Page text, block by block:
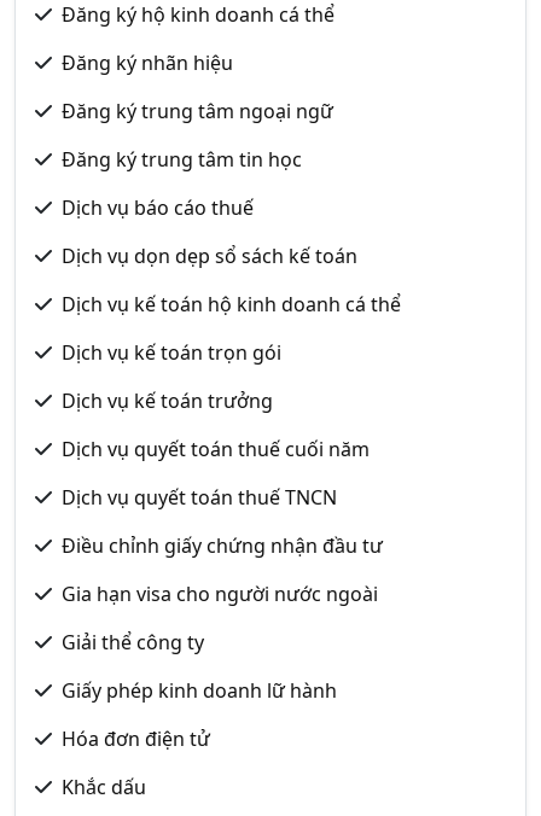
Đăng ký hộ kinh doanh cá thể
Đăng ký nhãn hiệu
Đăng ký trung tâm ngoại ngữ
Đăng ký trung tâm tin học
Dịch vụ báo cáo thuế
Dịch vụ dọn dẹp sổ sách kế toán
Dịch vụ kế toán hộ kinh doanh cá thể
Dịch vụ kế toán trọn gói
Dịch vụ kế toán trưởng
Dịch vụ quyết toán thuế cuối năm
Dịch vụ quyết toán thuế TNCN
Điều chỉnh giấy chứng nhận đầu tư
Gia hạn visa cho người nước ngoài
Giải thể công ty
Giấy phép kinh doanh lữ hành
Hóa đơn điện tử
Khắc dấu